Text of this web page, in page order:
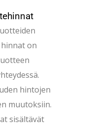
on
hintojen
muutoksiin.
sisältävät